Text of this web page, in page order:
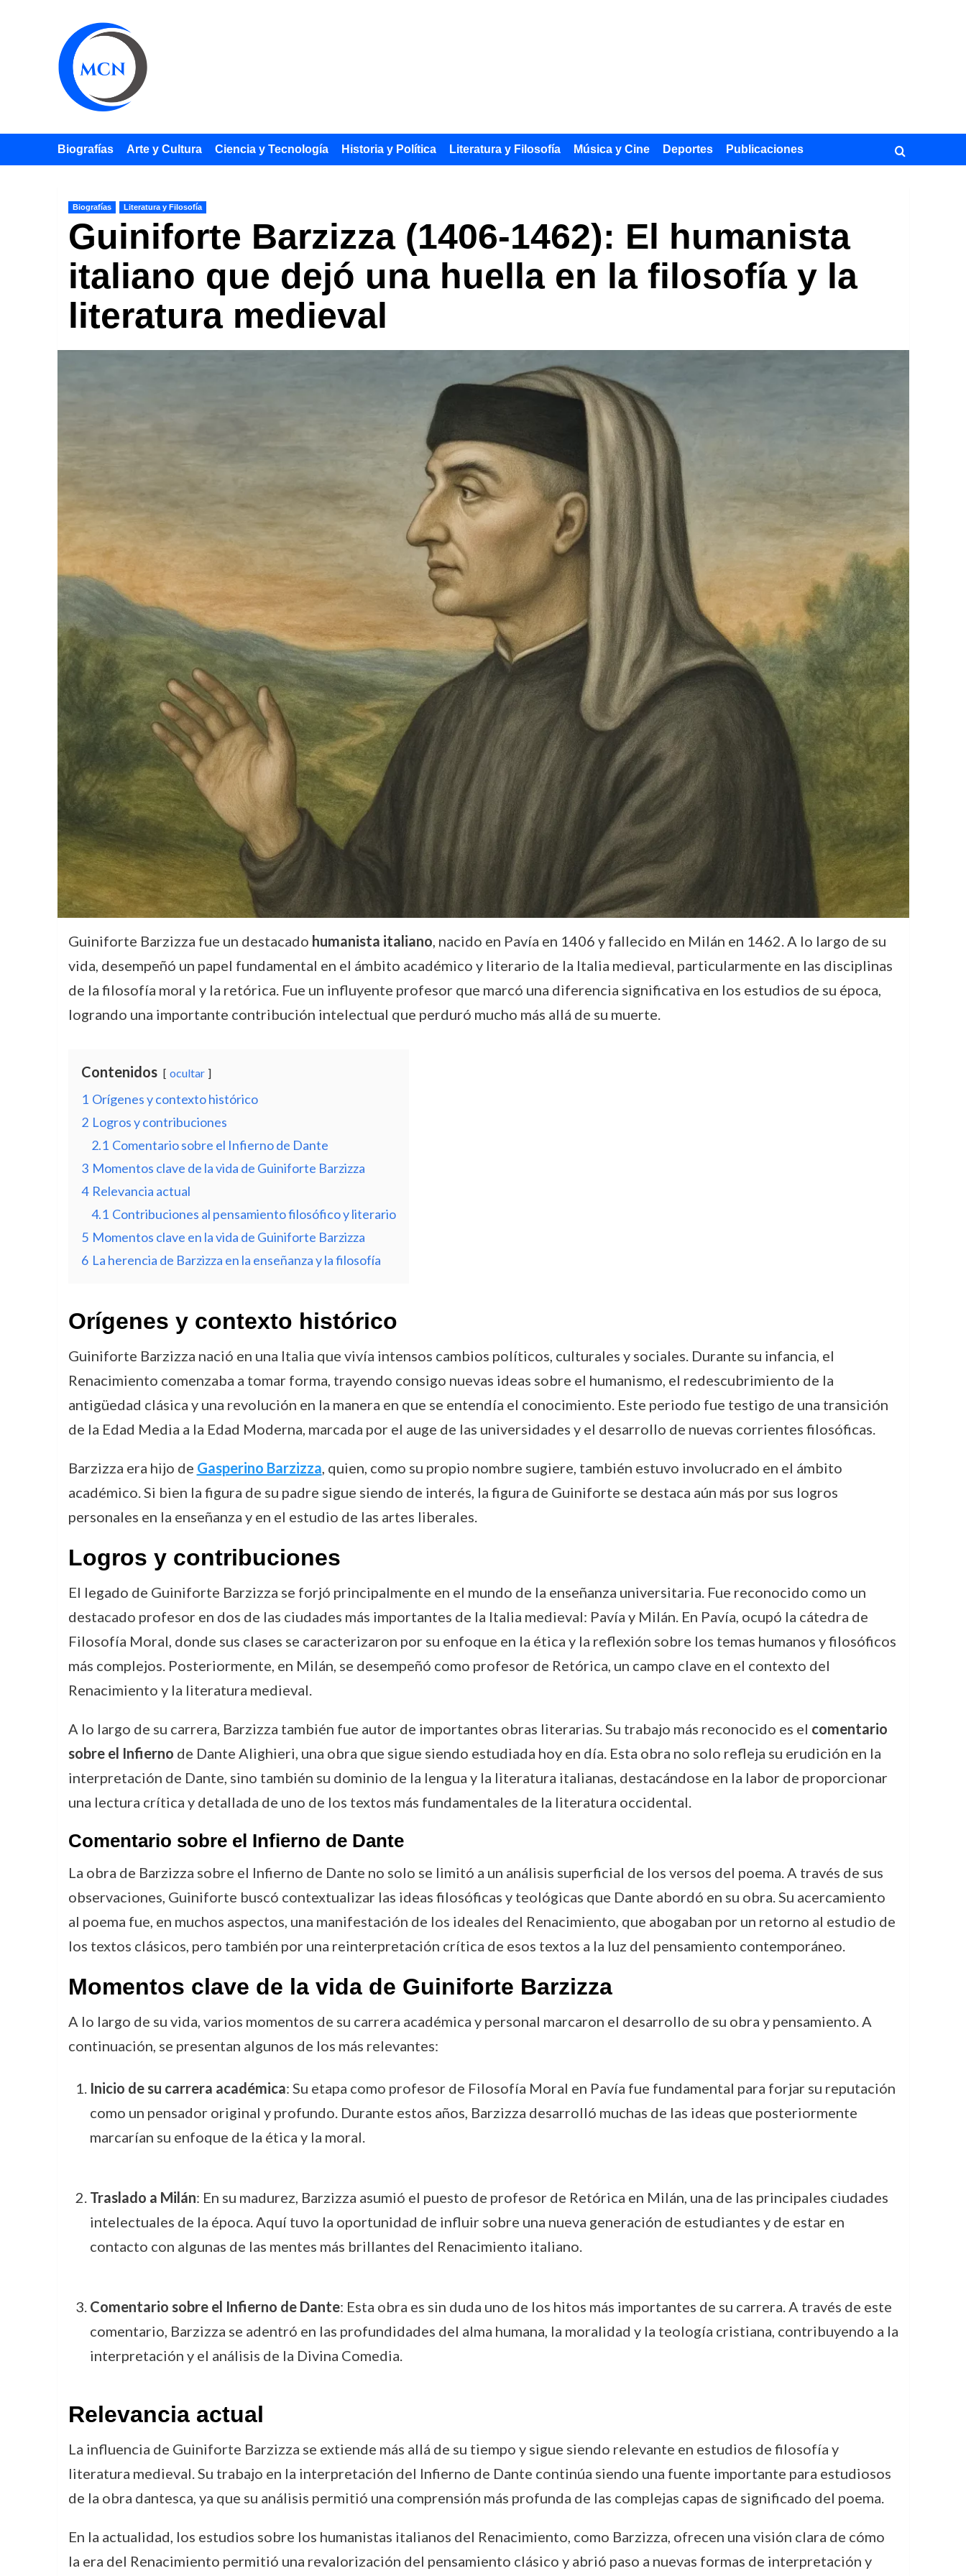
Biografías Arte y Cultura Ciencia y Tecnología Historia y Política Literatura y Filosofía Música y Cine Deportes Publicaciones
Biografías Literatura y Filosofía
Guiniforte Barzizza (1406-1462): El humanista
italiano que dejó una huella en la filosofía y la
literatura medieval
Guiniforte Barzizza fue un destacado humanista italiano, nacido en Pavía en 1406 y fallecido en Milán en 1462. A lo largo de su
vida, desempeñó un papel fundamental en el ámbito académico y literario de la Italia medieval, particularmente en las disciplinas
de la filosofía moral y la retórica. Fue un influyente profesor que marcó una diferencia significativa en los estudios de su época,
logrando una importante contribución intelectual que perduró mucho más allá de su muerte.
Contenidos ocultar
1 Orígenes y contexto histórico
2 Logros y contribuciones
2.1 Comentario sobre el Infierno de Dante
3 Momentos clave de la vida de Guiniforte Barzizza
4 Relevancia actual
4.1 Contribuciones al pensamiento filosófico y literario
5 Momentos clave en la vida de Guiniforte Barzizza
6 La herencia de Barzizza en la enseñanza y la filosofía
Orígenes y contexto histórico
Guiniforte Barzizza nació en una Italia que vivía intensos cambios políticos, culturales y sociales. Durante su infancia, el
Renacimiento comenzaba a tomar forma, trayendo consigo nuevas ideas sobre el humanismo, el redescubrimiento de la
antigüedad clásica y una revolución en la manera en que se entendía el conocimiento. Este periodo fue testigo de una transición
de la Edad Media a la Edad Moderna, marcada por el auge de las universidades y el desarrollo de nuevas corrientes filosóficas.
Barzizza era hijo de Gasperino Barzizza, quien, como su propio nombre sugiere, también estuvo involucrado en el ámbito
académico. Si bien la figura de su padre sigue siendo de interés, la figura de Guiniforte se destaca aún más por sus logros
personales en la enseñanza y en el estudio de las artes liberales.
Logros y contribuciones
El legado de Guiniforte Barzizza se forjó principalmente en el mundo de la enseñanza universitaria. Fue reconocido como un
destacado profesor en dos de las ciudades más importantes de la Italia medieval: Pavía y Milán. En Pavía, ocupó la cátedra de
Filosofía Moral, donde sus clases se caracterizaron por su enfoque en la ética y la reflexión sobre los temas humanos y filosóficos
más complejos. Posteriormente, en Milán, se desempeñó como profesor de Retórica, un campo clave en el contexto del
Renacimiento y la literatura medieval.
A lo largo de su carrera, Barzizza también fue autor de importantes obras literarias. Su trabajo más reconocido es el comentario
sobre el Infierno de Dante Alighieri, una obra que sigue siendo estudiada hoy en día. Esta obra no solo refleja su erudición en la
interpretación de Dante, sino también su dominio de la lengua y la literatura italianas, destacándose en la labor de proporcionar
una lectura crítica y detallada de uno de los textos más fundamentales de la literatura occidental.
Comentario sobre el Infierno de Dante
La obra de Barzizza sobre el Infierno de Dante no solo se limitó a un análisis superficial de los versos del poema. A través de sus
observaciones, Guiniforte buscó contextualizar las ideas filosóficas y teológicas que Dante abordó en su obra. Su acercamiento
al poema fue, en muchos aspectos, una manifestación de los ideales del Renacimiento, que abogaban por un retorno al estudio de
los textos clásicos, pero también por una reinterpretación crítica de esos textos a la luz del pensamiento contemporáneo.
Momentos clave de la vida de Guiniforte Barzizza
A lo largo de su vida, varios momentos de su carrera académica y personal marcaron el desarrollo de su obra y pensamiento. A
continuación, se presentan algunos de los más relevantes:
Inicio de su carrera académica: Su etapa como profesor de Filosofía Moral en Pavía fue fundamental para forjar su reputación
como un pensador original y profundo. Durante estos años, Barzizza desarrolló muchas de las ideas que posteriormente
marcarían su enfoque de la ética y la moral.
Traslado a Milán: En su madurez, Barzizza asumió el puesto de profesor de Retórica en Milán, una de las principales ciudades
intelectuales de la época. Aquí tuvo la oportunidad de influir sobre una nueva generación de estudiantes y de estar en
contacto con algunas de las mentes más brillantes del Renacimiento italiano.
Comentario sobre el Infierno de Dante: Esta obra es sin duda uno de los hitos más importantes de su carrera. A través de este
comentario, Barzizza se adentró en las profundidades del alma humana, la moralidad y la teología cristiana, contribuyendo a la
interpretación y el análisis de la Divina Comedia.
Relevancia actual
La influencia de Guiniforte Barzizza se extiende más allá de su tiempo y sigue siendo relevante en estudios de filosofía y
literatura medieval. Su trabajo en la interpretación del Infierno de Dante continúa siendo una fuente importante para estudiosos
de la obra dantesca, ya que su análisis permitió una comprensión más profunda de las complejas capas de significado del poema.
En la actualidad, los estudios sobre los humanistas italianos del Renacimiento, como Barzizza, ofrecen una visión clara de cómo
la era del Renacimiento permitió una revalorización del pensamiento clásico y abrió paso a nuevas formas de interpretación y